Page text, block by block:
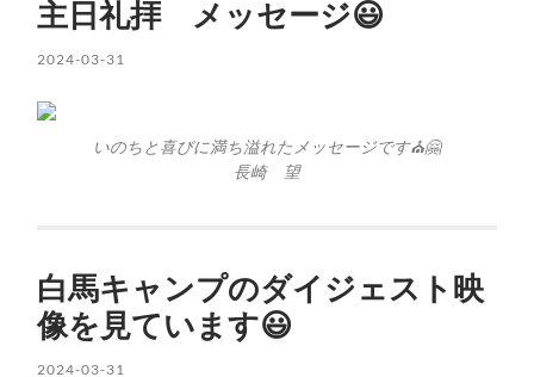
主日礼拝 メッセージ😃
2024-03-31
いのちと喜びに満ち溢れたメッセージです⛪️🤗
長崎 望
白馬キャンプのダイジェスト映
像を見ています😃
2024-03-31